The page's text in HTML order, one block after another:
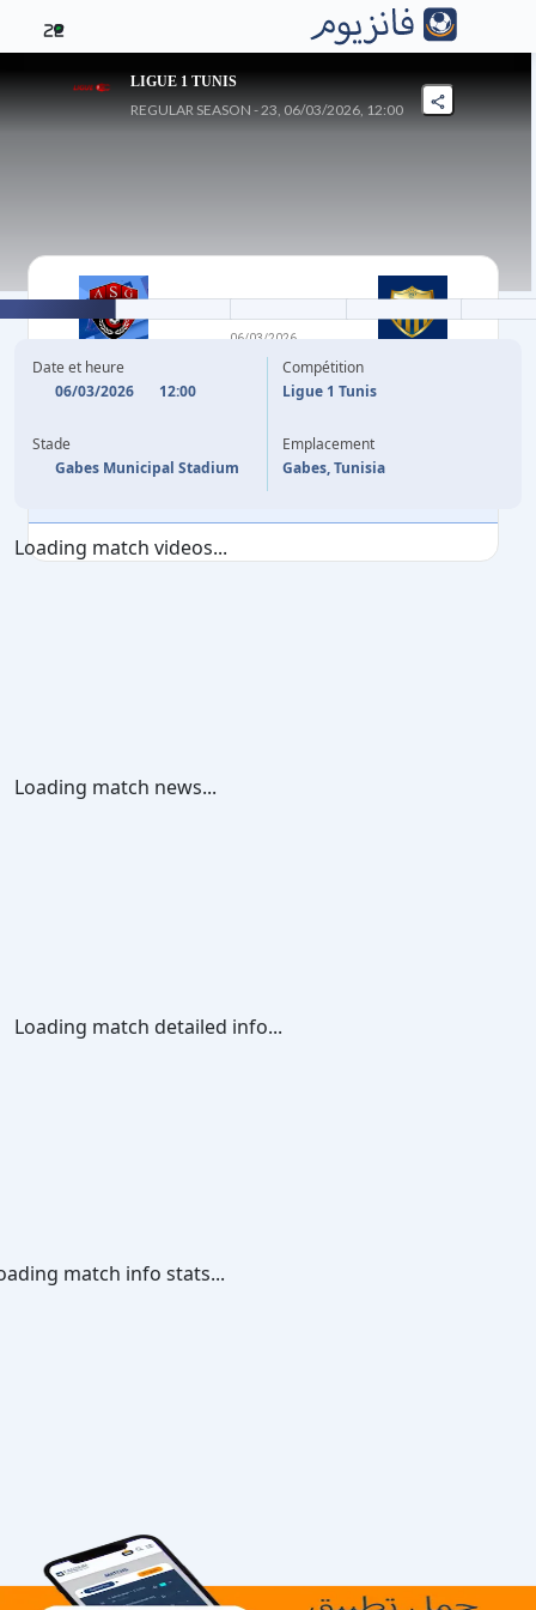
22
LIGUE 1 TUNIS
REGULAR SEASON - 23, 06/03/2026, 12:00
AS GABES
06/03/2026
JEUNESSE SPORTIVE
M. SOUISSI
Date et heure
06/03/2026
12:00
Stade
Gabes Municipal Stadium
Compétition
Ligue 1 Tunis
Emplacement
Gabes, Tunisia
Loading match videos...
Loading match news...
Loading match detailed info...
match info stats...